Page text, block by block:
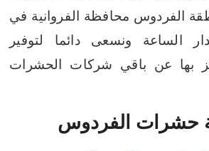
الفردوس محافظة الفروانية في
الساعة ونسعى دائما لتوفير
بها عن باقي شركات الحشرات
حشرات الفردوس